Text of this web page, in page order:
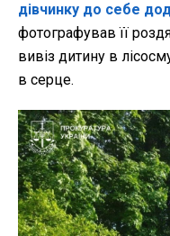
дівчинку до себе
фотографував її
вивіз дитину в
в серце.